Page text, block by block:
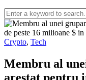
Crypto, Tech
Membru al
arestat pentru